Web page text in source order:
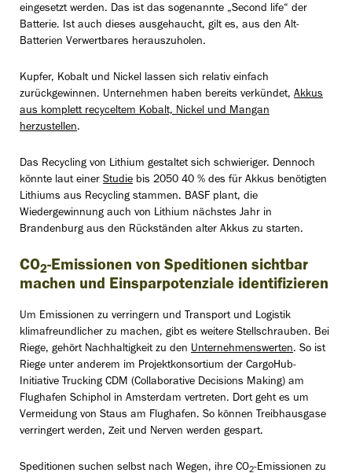
eingesetzt werden. Das ist das sogenannte „Second life“ der
Batterie. Ist auch dieses ausgehaucht, gilt es, aus den Alt-
Batterien Verwertbares herauszuholen.
Kupfer, Kobalt und Nickel lassen sich relativ einfach
zurückgewinnen. Unternehmen haben bereits verkündet, Akkus
aus komplett recyceltem Kobalt, Nickel und Mangan
herzustellen.
Das Recycling von Lithium gestaltet sich schwieriger. Dennoch
könnte laut einer Studie bis 2050 40 % des für Akkus benötigten
Lithiums aus Recycling stammen. BASF plant, die
Wiedergewinnung auch von Lithium nächstes Jahr in
Brandenburg aus den Rückständen alter Akkus zu starten.
CO2-Emissionen von Speditionen sichtbar
machen und Einsparpotenziale identifizieren
Um Emissionen zu verringern und Transport und Logistik
klimafreundlicher zu machen, gibt es weitere Stellschrauben. Bei
Riege, gehört Nachhaltigkeit zu den Unternehmenswerten. So ist
Riege unter anderem im Projektkonsortium der CargoHub-
Initiative Trucking CDM (Collaborative Decisions Making) am
Flughafen Schiphol in Amsterdam vertreten. Dort geht es um
Vermeidung von Staus am Flughafen. So können Treibhausgase
verringert werden, Zeit und Nerven werden gespart.
Speditionen suchen selbst nach Wegen, ihre CO2-Emissionen zu